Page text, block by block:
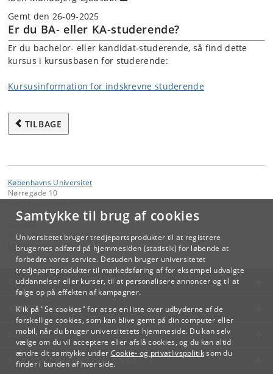
Samtykke til brug af cookies
Universitetet bruger tredjepartsprodukter til at registrere
brugernes adfærd på hjemmesiden (statistik) for løbende at
forbedre vores service. Desuden bruger universitetet
tredjepartsprodukter til markedsføring af for eksempel udvalgte
uddannelser eller kurser, til at personalisere annoncer og til at
følge op på effekten af kampagner.
Klik på "Se cookies" for at se en liste over udbyderne af de
forskellige cookies, som kan blive gemt på din computer eller
mobil, når du bruger universitetets hjemmeside. Du kan selv
vælge om du vil acceptere eller afslå cookies, og du kan altid
ændre dit samtykke under Cookie- og privatlivspolitiksom du
finder i bunden af hver side.
Gemt den 26-09-2025
Er du BA- eller KA-studerende?
Er du bachelor- eller kandidat-studerende, så find dette
kursus i kursusbasen for studerende:
Kursusinformation for indskrevne studerende
TILBAGE
Københavns Universitet
Nørregade 10
Videreuddannelse og Livslang Læring
lifelonglearning@adm.ku.dk
KØBENHAVNS UNIVERSITET
KONTAKT
SERVICES
FOR STUDERENDE OG ANSATTE